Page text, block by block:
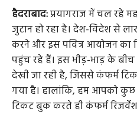
हैदराबाद:प्रयागराज में चल रहे
जुटान हो रहा है। देश-विदेश से
करने और इस पवित्र आयोजन का
पहुंच रहे हैं। इस भीड़-भाड़ के बीच
देखी जा रही है, जिससे कंफर्म
गया है। हालांकि, हम आपको
टिकट बुक करते ही कंफर्म